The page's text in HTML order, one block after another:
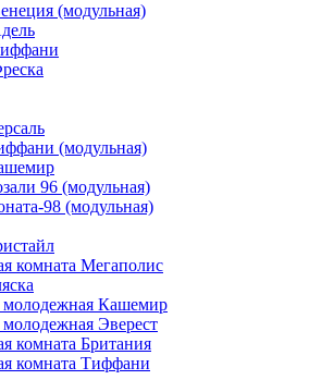
(модульная)
(модульная)
96 (модульная)
98 (модульная)
комната Мегаполис
молодежная Кашемир
Эверест
комната Британия
комната Тиффани